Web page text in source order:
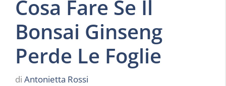
Cosa Fare Se Il
Bonsai Ginseng
Perde Le Foglie
di Antonietta Rossi